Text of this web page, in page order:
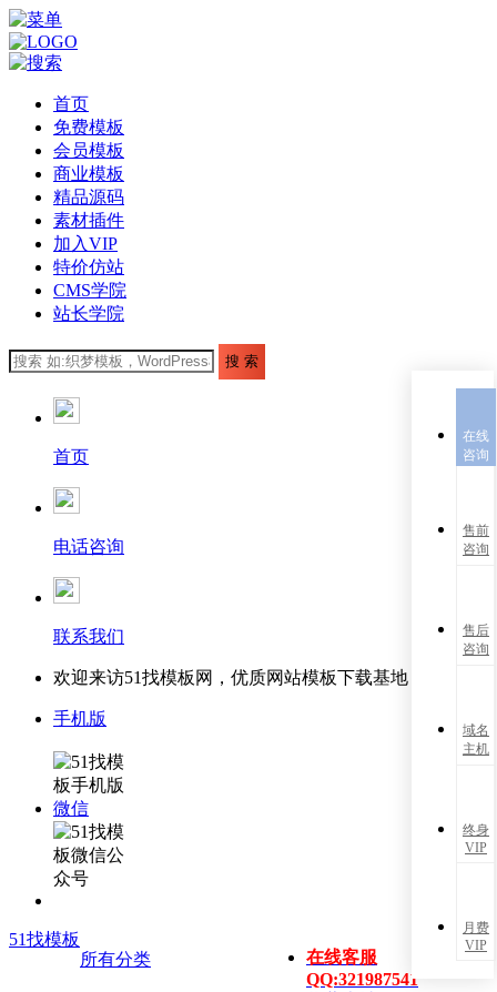
首页
免费模板
会员模板
商业模板
精品源码
素材插件
加入VIP
特价仿站
CMS学院
站长学院
首页
电话咨询
联系我们
欢迎来访51找模板网，优质网站模板下载基地！
手机版
微信
在线客服
QQ:321987541
51找模板
所有分类
在线
咨询
售前
咨询
售后
咨询
域名
主机
终身
VIP
月费
VIP